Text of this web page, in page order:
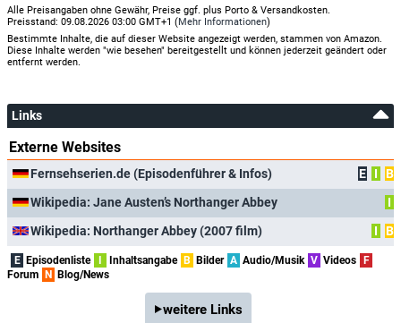
Alle Preisangaben ohne Gewähr, Preise ggf. plus Porto & Versandkosten.
Preisstand: 09.08.2026 03:00 GMT+1 (Mehr Informationen)
Bestimmte Inhalte, die auf dieser Website angezeigt werden, stammen von Amazon.
Diese Inhalte werden "wie besehen" bereitgestellt und können jederzeit geändert oder
entfernt werden.
Links
Externe Websites
Fernsehserien.de (Episodenführer & Infos) E I
B
Wikipedia: Jane Austen’s Northanger Abbey
I
Wikipedia: Northanger Abbey (2007 film)
I B
E Episodenliste Inhaltsangabe B Bilder A Audio/Musik V Videos
F
Forum
N Blog/News
weitere Links